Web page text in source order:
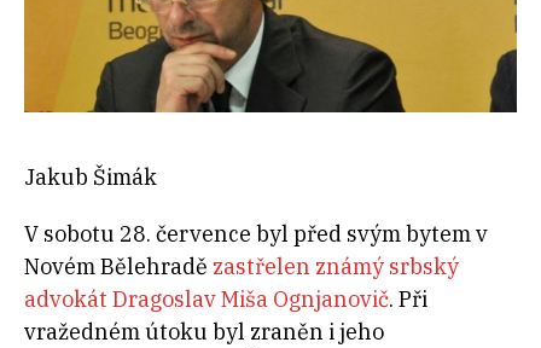
Jakub Šimák
V sobotu 28. července byl před svým bytem v
Novém Bělehradě zastřelen známý srbský
advokát Dragoslav Miša Ognjanovič. Při
vražedném útoku byl zraněn i jeho